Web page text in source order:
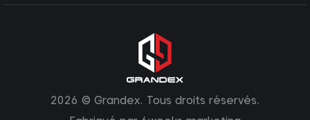
2026 © Grandex. Tous droits réservés.